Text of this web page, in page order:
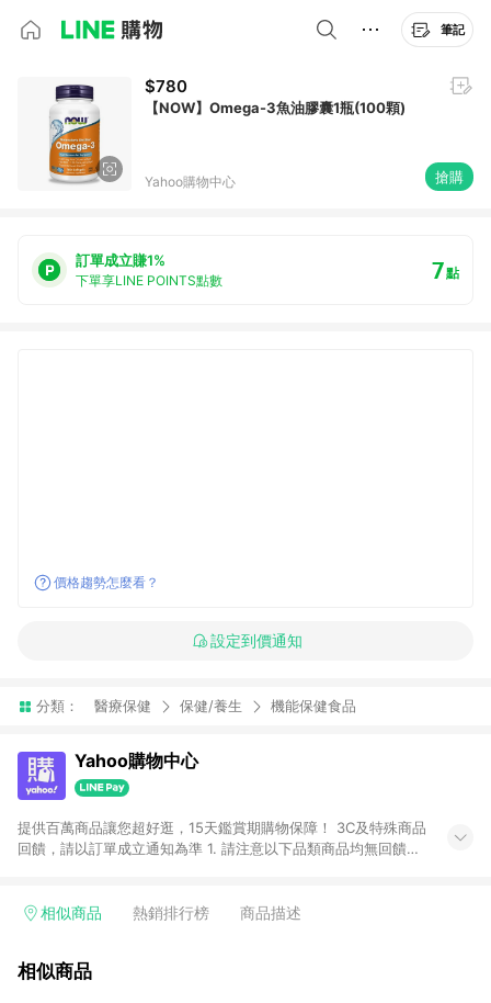
筆記
$780
【NOW】Omega-3魚油膠囊1瓶(100顆)
Yahoo購物中心 搶購
訂單成立賺1%
下單享LINE POINTS點數 7點
價格趨勢怎麼看？
設定到價通知
分類： 醫療保健 保健/養生 機能保健食品
Yahoo購物中心
提供百萬商品讓您超好逛，15天鑑賞期購物保障！ 3C及特殊商品
回饋，請以訂單成立通知為準 1. 請注意以下品類商品均無回饋：
電玩/遊戲/相機/單眼/鏡頭/拍立得 [2024/6/1起適用] -內接硬
的購回饋活動享Yahoo超贈點回饋者 - 購物中心商店之商品：商
相似商品 熱銷排行榜 商品描述
相似商品